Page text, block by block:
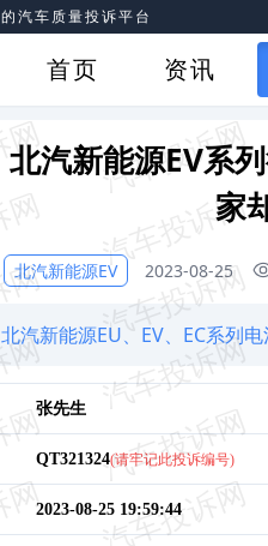
汽车质量投诉平台
首页 资讯
北汽新能源EV系
家
北汽新能源EV 2023-08-25
北汽新能源EU、EV、EC系列
张先生
QT321324(请牢记此投诉编号)
2023-08-25 19:59:44